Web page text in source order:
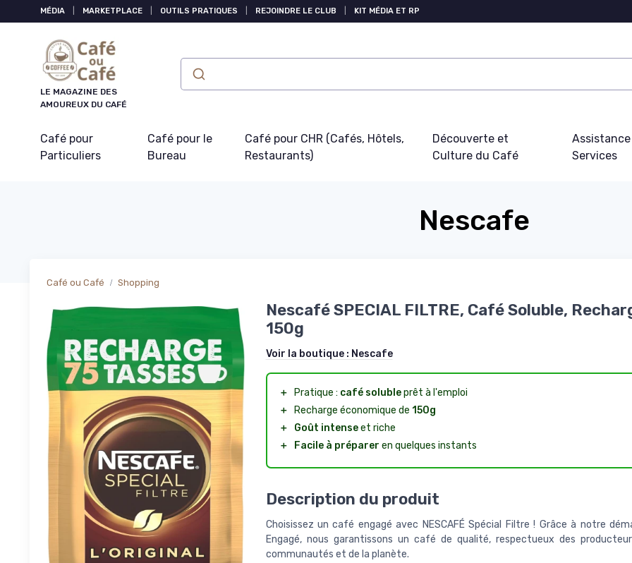
MÉDIA MARKETPLACE OUTILS PRATIQUES REJOINDRE LE CLUB KIT MÉDIA ET RP
LE MAGAZINE DES
AMOUREUX DU CAFÉ
Café pour
Particuliers
Café pour le
Bureau
Café pour CHR (Cafés, Hôtels,
Restaurants)
Découverte et
Culture du Café
Services
Nescafe
Café ou Café Shopping
Nescafé SPECIAL FILTRE, Café Soluble,
150g
Voir la boutique : Nescafe
＋ Pratique : café solubleprêt à l'emploi
＋
Recharge économique de 150g
＋
Goût intenseet riche
＋
Facile à préparer en quelques instants
Description du produit
Choisissez un café engagé avec NESCAFÉ Spécial Filtre ! Grâce à notre
Engagé, nous garantissons un café de qualité, respectueux des
communautés et de la planète.
Panneau de gestion des cookies